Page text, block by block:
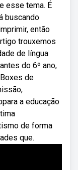
esse tema. É
buscando
então
trouxemos
de língua
do 6º ano,
de
a educação
de forma
que.